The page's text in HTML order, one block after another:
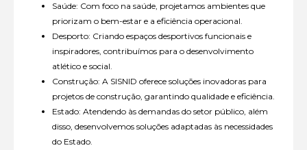
Saúde: Com foco na saúde, projetamos ambientes que
priorizam o bem-estar e a eficiência operacional.
Desporto: Criando espaços desportivos funcionais e
inspiradores, contribuímos para o desenvolvimento
atlético e social.
Construção: A SISNID oferece soluções inovadoras para
projetos de construção, garantindo qualidade e eficiência.
Estado: Atendendo às demandas do setor público, além
disso, desenvolvemos soluções adaptadas às necessidades
do Estado.